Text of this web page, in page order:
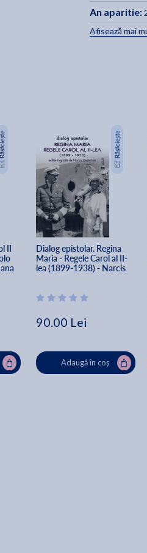
An aparitie:
Afisează mai
II
Dialog epistolar. Regina
Maria - Regele Carol al II-
lea (1899-1938) - Narcis
90.00 Lei
Adaugă în coș